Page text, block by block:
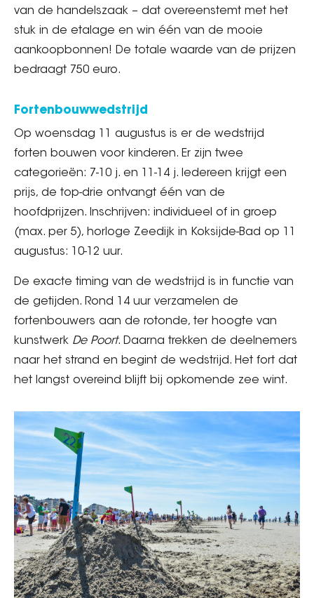
van de handelszaak – dat overeenstemt met het
stuk in de etalage en win één van de mooie
aankoopbonnen! De totale waarde van de prijzen
bedraagt 750 euro.
Fortenbouwwedstrijd
Op woensdag 11 augustus is er de wedstrijd
forten bouwen voor kinderen. Er zijn twee
categorieën: 7-10 j. en 11-14 j. Iedereen krijgt een
prijs, de top-drie ontvangt één van de
hoofdprijzen. Inschrijven: individueel of in groep
(max. per 5), horloge Zeedijk in Koksijde-Bad op 11
augustus: 10-12 uur.
De exacte timing van de wedstrijd is in functie van
de getijden. Rond 14 uur verzamelen de
fortenbouwers aan de rotonde, ter hoogte van
kunstwerk De Poort. Daarna trekken de deelnemers
naar het strand en begint de wedstrijd. Het fort dat
het langst overeind blijft bij opkomende zee wint.